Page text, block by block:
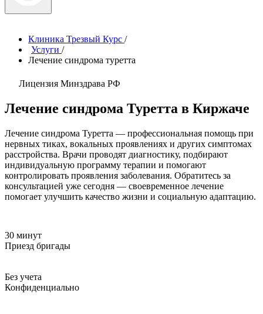
Клиника Трезвый Курс /
Услуги /
Лечение синдрома туретта
Лицензия Минздрава РФ
Лечение синдрома Туретта в Киржаче
Лечение синдрома Туретта — профессиональная помощь при
нервных тиках, вокальных проявлениях и других симптомах
расстройства. Врачи проводят диагностику, подбирают
индивидуальную программу терапии и помогают
контролировать проявления заболевания. Обратитесь за
консультацией уже сегодня — своевременное лечение
помогает улучшить качество жизни и социальную адаптацию.
30 минут
Приезд бригады
Без учета
Конфиденциально